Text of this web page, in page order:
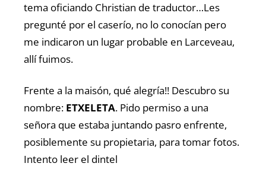
tema oficiando Christian de traductor…Les
pregunté por el caserío, no lo conocían pero
me indicaron un lugar probable en Larceveau,
allí fuimos.
Frente a la maisón, qué alegría!! Descubro su
nombre: ETXELETA. Pido permiso a una
señora que estaba juntando pasro enfrente,
posiblemente su propietaria, para tomar fotos.
Intento leer el dintel